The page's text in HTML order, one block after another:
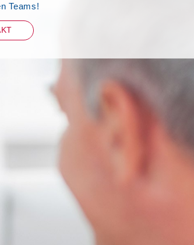
Teams!